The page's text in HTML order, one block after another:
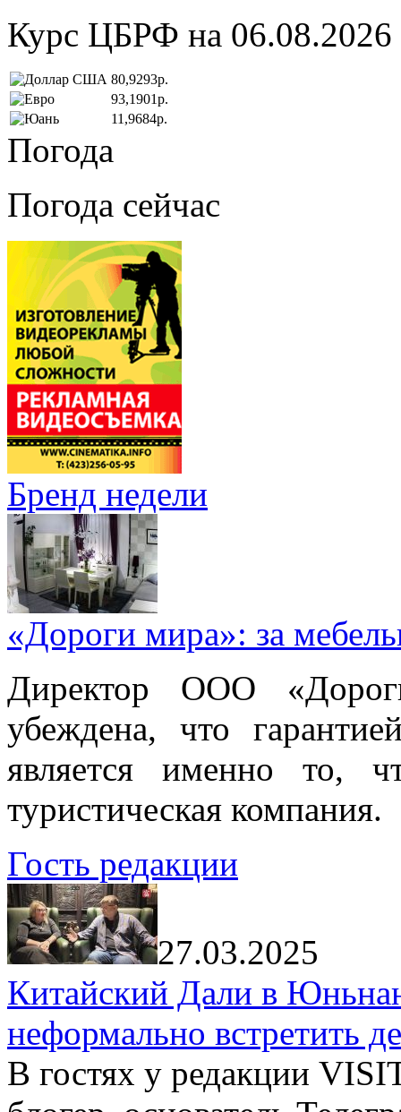
Курс ЦБРФ на 06.08.2026
80,9293р.
93,1901р.
11,9684р.
Погода
Погода сейчас
Бренд недели
«Дороги мира»: за
Директор ООО
убеждена, что
является именно то,
туристическая компания.
Гость редакции
27.03.2025
Китайский Дали в
неформально встретить
В гостях у редакции